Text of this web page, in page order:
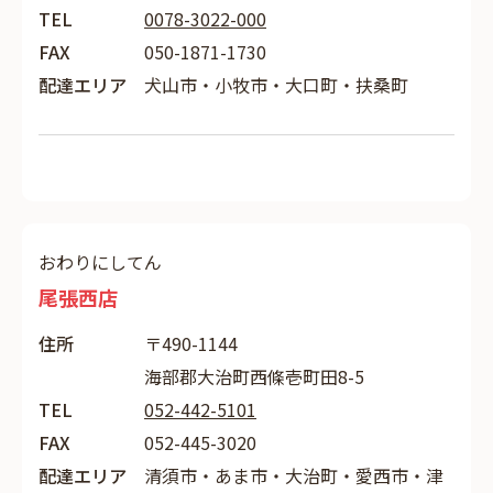
TEL
0078-3022-000
FAX
050-1871-1730
配達エリア
犬山市・小牧市・大口町・扶桑町
おわりにしてん
尾張西店
住所
〒490-1144
海部郡大治町西條壱町田8-5
TEL
052-442-5101
FAX
052-445-3020
配達エリア
清須市・あま市・大治町・愛西市・津